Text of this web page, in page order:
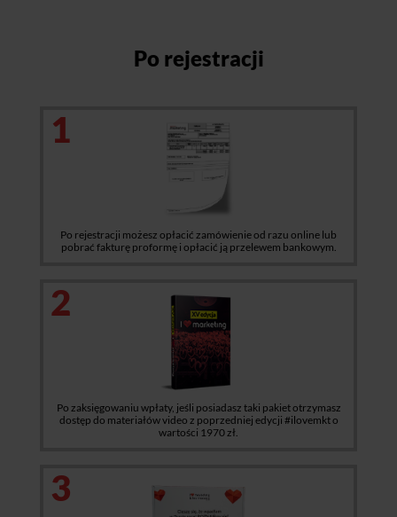
Po rejestracji
1
Po rejestracji możesz opłacić zamówienie od razu online lub
pobrać fakturę proformę i opłacić ją przelewem bankowym.
2
Po zaksięgowaniu wpłaty, jeśli posiadasz taki pakiet otrzymasz
dostęp do materiałów video z poprzedniej edycji #ilovemkt o
wartości 1970 zł.
3